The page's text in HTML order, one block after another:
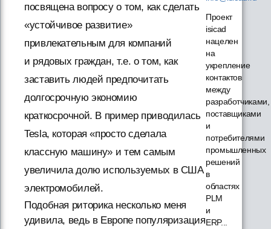
посвящена вопросу о том, как сделать
«устойчивое развитие»
привлекательным для компаний
и рядовых граждан, т.е. о том, как
заставить людей предпочитать
долгосрочную экономию
краткосрочной. В пример приводилась
Tesla, которая «просто сделала
классную машину» и тем самым
увеличила долю используемых в США
электромобилей.
Подобная риторика несколько меня
удивила, ведь в Европе популяризация
Проект
isicad
нацелен
на
укрепление
контактов
между
разработчиками,
поставщиками
и
потребителями
промышленных
решений
в
областях
PLM
и
ERP...